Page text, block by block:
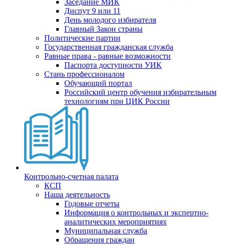
Заседание МИК
Диспут 9 или 11
День молодого избирателя
Главный Закон страны
Политические партии
Государственная гражданская служба
Равные права - равные возможности
Паспорта доступности УИК
Стань профессионалом
Обучающий портал
Российский центр обучения избирательным
технологиям при ЦИК России
Контрольно-счетная палата
КСП
Наша деятельность
Годовые отчеты
Информация о контрольных и экспертно-
аналитических мероприятиях
Муниципальная служба
Обращения граждан